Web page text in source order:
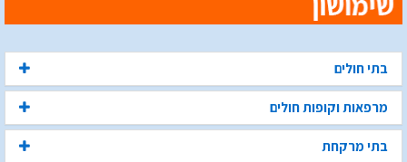
בתי חולים
מרפאות וקופות חולים
בתי מרקחת